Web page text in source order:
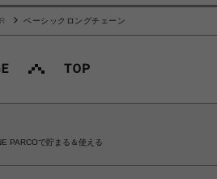
ベーシックロングチェーン
PARCOで貯まる＆使える